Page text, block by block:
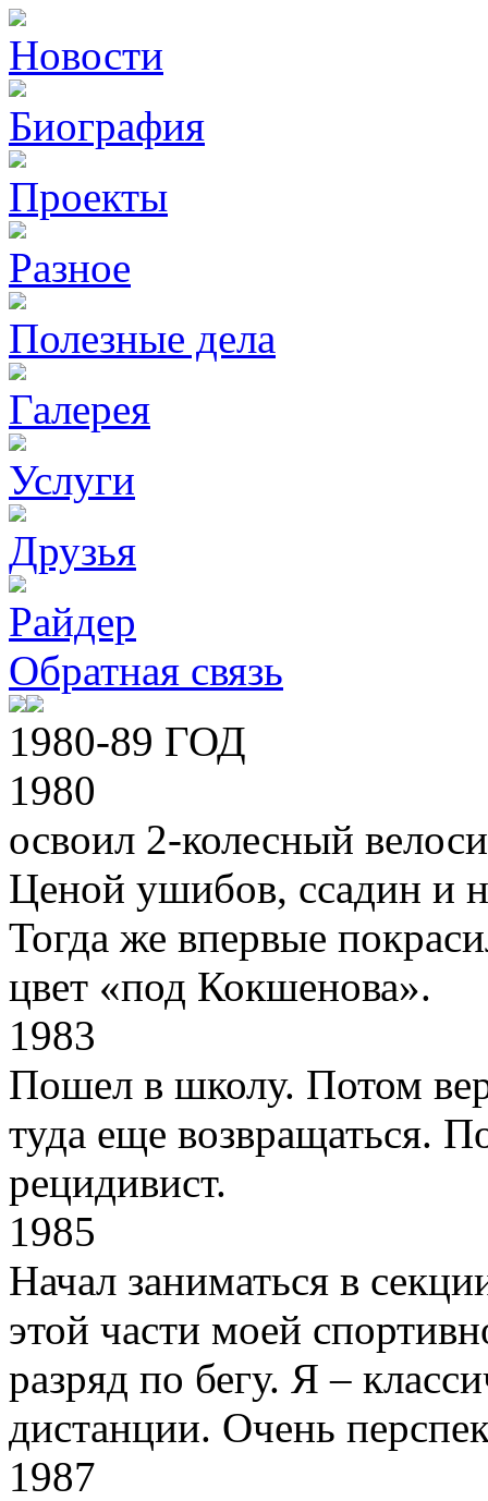
Новости
Биография
Проекты
Разное
Полезные дела
Галерея
Услуги
Друзья
Райдер
Обратная связь
1980-89 ГОД
1980
освоил 2-колесный
Ценой ушибов, ссадин и
Тогда же впервые
цвет «под Кокшенова».
1983
Пошел в школу. Потом
туда еще возвращаться.
рецидивист.
1985
Начал заниматься в
этой части моей
разряд по бегу. Я –
дистанции. Очень
1987